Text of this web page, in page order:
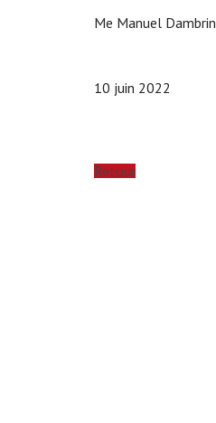
Me Manuel Dambrin
10 juin 2022
Retour